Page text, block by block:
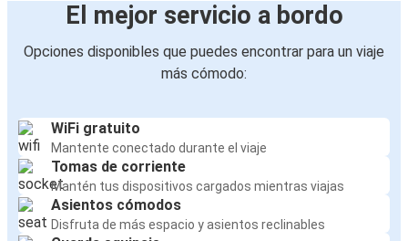
El mejor servicio a bordo
Opciones disponibles que puedes encontrar para un viaje
más cómodo:
WiFi gratuito
Mantente conectado durante el viaje
Tomas de corriente
Mantén tus dispositivos cargados mientras viajas
Asientos cómodos
Disfruta de más espacio y asientos reclinables